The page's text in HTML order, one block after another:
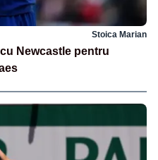
Stoica Marian
Newcastle pentru